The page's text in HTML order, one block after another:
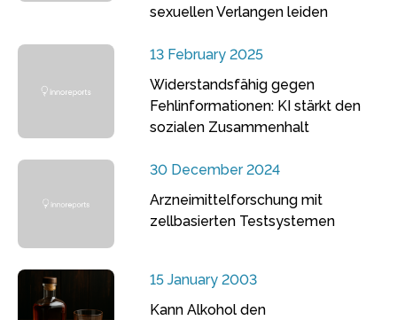
sexuellen Verlangen leiden
13 February 2025
Widerstandsfähig gegen
Fehlinformationen: KI stärkt den
sozialen Zusammenhalt
30 December 2024
Arzneimittelforschung mit
zellbasierten Testsystemen
15 January 2003
Kann Alkohol den